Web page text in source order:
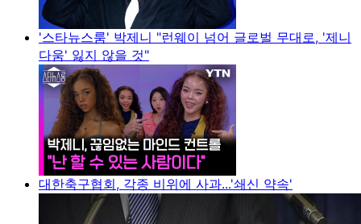
'스타뉴스룸' 박제니 "런웨이 넘어 글로벌 무대로, '제니
다움' 잃지 않을 것"
대한축구협회, 각종 비위에 사과...'쇄신 약속'